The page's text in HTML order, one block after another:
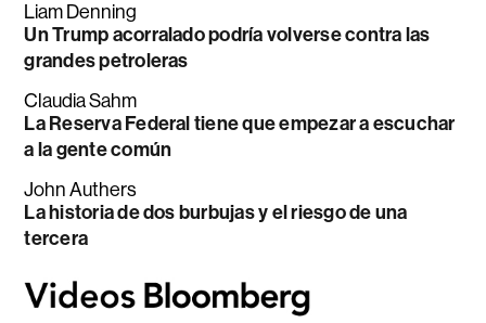
Liam Denning
Un Trump acorralado podría volverse contra las
grandes petroleras
Claudia Sahm
La Reserva Federal tiene que empezar a escuchar
a la gente común
John Authers
La historia de dos burbujas y el riesgo de una
tercera